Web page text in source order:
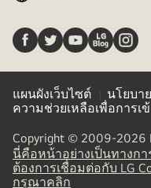
แผนผังเว็บไซต์ นโยบา
ความช่วยเหลือเพื่อการเ
Copyright © 2009-2026
นี่คือหน้าอย่างเป็นทางก
ต้องการเชื่อมต่อกับ LG
กรุณาคลิก